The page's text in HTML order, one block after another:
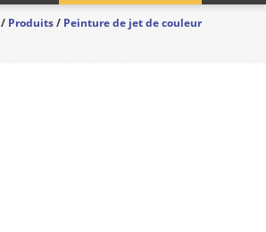
/Produits/Peinture de jet de couleur